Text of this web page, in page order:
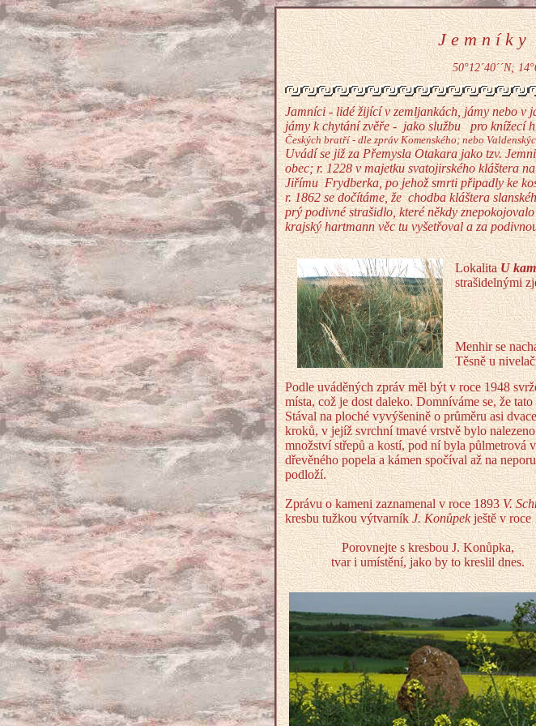
J e m n í k
50°12´40´´N;
Jamníci - lidé žijící v zemljankách, jámy nebo v
jámy k chytání zvěře - jako službu pro knížecí
Českých bratří - dle zpráv Komenského; nebo
Uvádí se již za Přemysla Otakara jako tzv.
obec; r. 1228 v majetku svatojirského kláštera
Jiřímu Frydberka, po jehož smrti připadly ke
r. 1862 se dočítáme, že chodba kláštera
prý podivné strašidlo, které někdy
krajský hartmann věc tu vyšetřoval a za
LokalitaU
strašidelnými
Menhir se
Těsně u
Podle uváděných zpráv měl být v roce 1948
místa, což je dost daleko. Domníváme se, že
Stával na ploché vyvýšenině o průměru asi
kroků, v jejíž svrchní tmavé vrstvě bylo nalezeno
množství střepů a kostí, pod ní byla půlmetrová
dřevěného popela a kámen spočíval až na
podloží.
Zprávu o kameni zaznamenal v roce 1893 V.
kresbu tužkou výtvarník J. Konůpekještě v roce
Porovnejte s kresbou J. Konůpka,
tvar i umístění, jako by to kreslil dnes.